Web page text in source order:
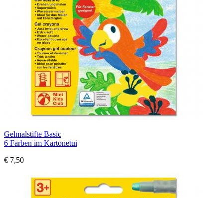
Gelmalstifte Basic
6 Farben im Kartonetui
€ 7,50